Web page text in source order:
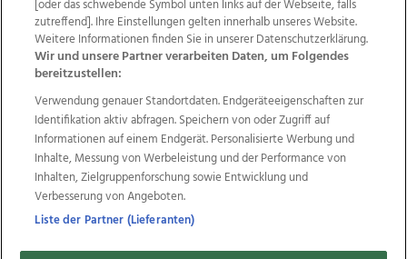
Datenschutz
Impressum
AGB Anzeigekunden
AGB Website
Ehrenkodex Politische Werbung
Weitere Angebote des Medienhauses Wimmer
TV1 di-mog-i.at OÖNow
Ischler Woche
Life Radio
OÖNachrichten
OÖN Immobilien
OÖN Karriere
OÖN Reise
Promenaden Galerien
Regionaljobs
wasistlos.at
[oder das schwebende Symbol unten links auf der Webseite, falls
zutreffend]. Ihre Einstellungen gelten innerhalb unseres Website.
Weitere Informationen finden Sie in unserer Datenschutzerklärung.
Wir und unsere Partner verarbeiten Daten, um Folgendes
bereitzustellen:
Verwendung genauer Standortdaten. Endgeräteeigenschaften zur
Identifikation aktiv abfragen. Speichern von oder Zugriff auf
Informationen auf einem Endgerät. Personalisierte Werbung und
Inhalte, Messung von Werbeleistung und der Performance von
Inhalten, Zielgruppenforschung sowie Entwicklung und
Verbesserung von Angeboten.
Liste der Partner (Lieferanten)